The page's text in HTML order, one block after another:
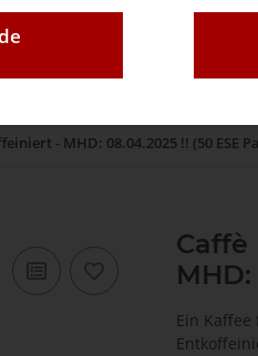
CAFFÈ MAJESTIC
- MHD: 08.04.2025 !! (50 ESE
Caffè
Ein